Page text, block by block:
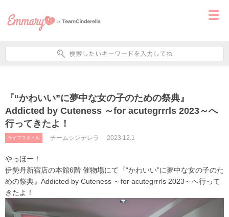
『“かわいい”に夢中な女の子のための祭典』
Addicted by Cuteness ～for acutegrrrls 2023～へ
行ってきたよ！
ライフスタイル チームシンデレラ 2023.12.1
やっほー！
伊勢丹新宿店の本館6階 催物場にて『“かわいい”に夢中な女の子のた
めの祭典』Addicted by Cuteness ～for acutegrrrls 2023～へ行って
きたよ！